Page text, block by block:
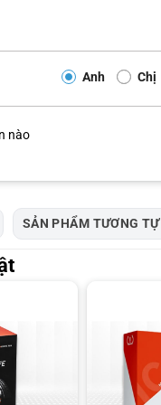
SẢN PHẨM TƯƠNG TỰ
Anh Chị
nào